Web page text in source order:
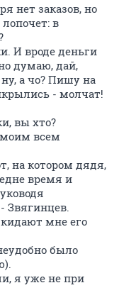
нет заказов, но
в
И вроде деньги
думаю, дай,
а чо? Пишу на
- молчат!
вы хто?
всем
на котором дядя,
время и
Звягинцев.
мне его
было
я уже не при